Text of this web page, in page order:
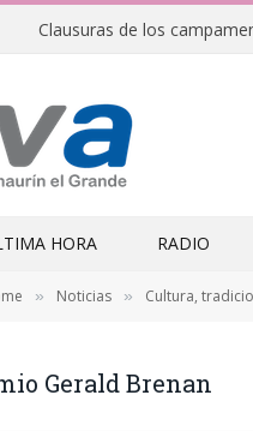
HORA RADIO
» Noticias » Cultura,
Gerald Brenan